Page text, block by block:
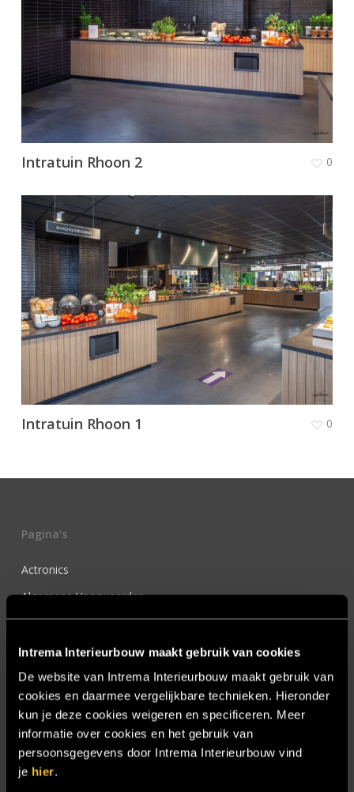
Intrema Interieurbouw maakt gebruik van cookies
De website van Intrema Interieurbouw maakt gebruik van
cookies en daarmee vergelijkbare technieken. Hieronder
kun je deze cookies weigeren en specificeren. Meer
informatie over cookies en het gebruik van
persoonsgegevens door Intrema Interieurbouw vind
je hier.
Intratuin Rhoon 2 0
Intratuin Rhoon 1 0
Pagina’s
Actronics
Algemene Voorwaarden
Blog & nieuws
Contact
Cookie statement
De Intrema borrelplank
Demcon HQ
Hooijer Hoofdkantoor